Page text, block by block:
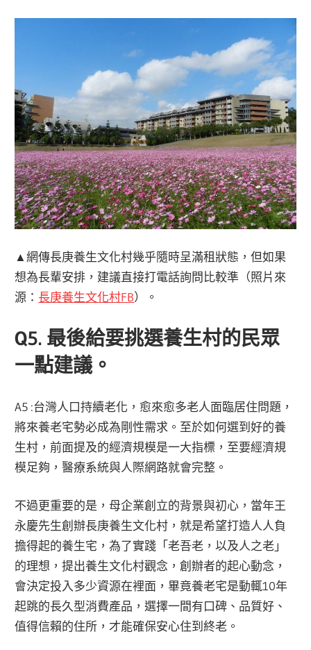
▲網傳長庚養生文化村幾乎隨時呈滿租狀態，但如果
想為長輩安排，建議直接打電話詢問比較準（照片來
源： 長庚養生文化村FB）。
Q5. 最後給要挑選養生村的民眾
一點建議。
A5 :台灣人口持續老化，愈來愈多老人面臨居住問題，
將來養老宅勢必成為剛性需求。至於如何選到好的養
生村，前面提及的經濟規模是一大指標，至要經濟規
模足夠，醫療系統與人際網路就會完整。
不過更重要的是，母企業創立的背景與初心，當年王
永慶先生創辦長庚養生文化村，就是希望打造人人負
擔得起的養生宅，為了實踐「老吾老，以及人之老」
的理想，提出養生文化村觀念，創辦者的起心動念，
會決定投入多少資源在裡面，畢竟養老宅是動輒10年
起跳的長久型消費產品，選擇一間有口碑、品質好、
值得信賴的住所，才能確保安心住到終老。